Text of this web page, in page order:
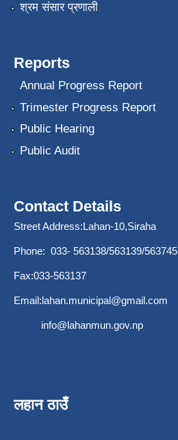
श्रम संसार प्रणाली
Reports
Annual Progress Report
Trimester Progress Report
Public Hearing
Public Audit
Contact Details
Street Address:Lahan-10,Siraha
Phone: 033- 563138/563139/563745
Fax:033-563137
Email:lahan.municipal@gmail.com
info@lahanmun.gov.np
लहान ठाउँ